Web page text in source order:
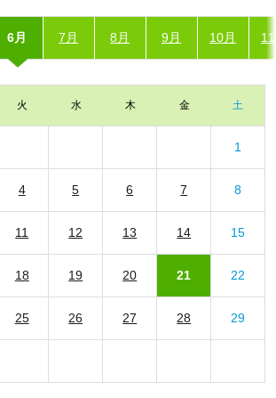
6月 7月 8月 9月 10月
火 水 木 金 土
1
4 5 6 7 8
11 12 13 14 15
18 19 20 21 22
25 26 27 28 29